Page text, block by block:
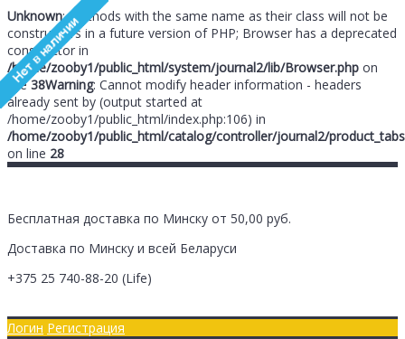
Unknown: Methods with the same name as their class will not be
constructors in a future version of PHP; Browser has a deprecated
constructor in
/home/zooby1/public_html/system/journal2/lib/Browser.php on
line38Warning: Cannot modify header information - headers
already sent by (output started at
/home/zooby1/public_html/index.php:106) in
/home/zooby1/public_html/catalog/controller/journal2/
on line 28
Бесплатная доставка по Минску от 50,00 руб.
Доставка по Минску и всей Беларуси
+375 25 740-88-20 (Life)
Логин Регистрация